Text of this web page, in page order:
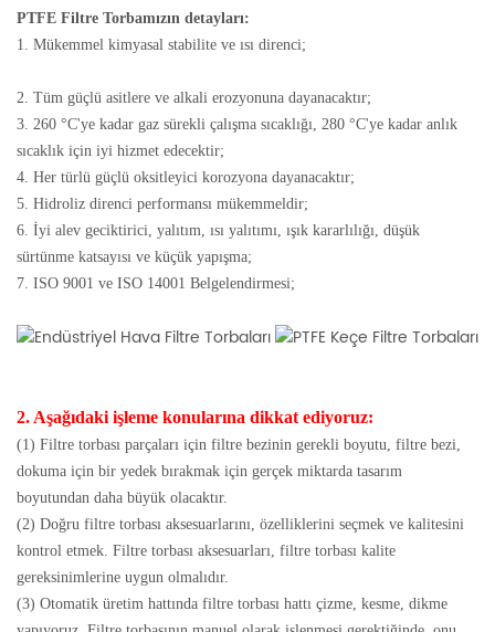
PTFE Filtre Torbamızın detayları:
1. Mükemmel kimyasal stabilite ve ısı direnci;
2. Tüm güçlü asitlere ve alkali erozyonuna dayanacaktır;
3. 260 °C'ye kadar gaz sürekli çalışma sıcaklığı, 280 °C'ye kadar anlık
sıcaklık için iyi hizmet edecektir;
4. Her türlü güçlü oksitleyici korozyona dayanacaktır;
5. Hidroliz direnci performansı mükemmeldir;
6. İyi alev geciktirici, yalıtım, ısı yalıtımı, ışık kararlılığı, düşük
sürtünme katsayısı ve küçük yapışma;
7. ISO 9001 ve ISO 14001 Belgelendirmesi;
2. Aşağıdaki işleme konularına dikkat ediyoruz:
(1) Filtre torbası parçaları için filtre bezinin gerekli boyutu, filtre bezi,
dokuma için bir yedek bırakmak için gerçek miktarda tasarım
boyutundan daha büyük olacaktır.
(2) Doğru filtre torbası aksesuarlarını, özelliklerini seçmek ve kalitesini
kontrol etmek. Filtre torbası aksesuarları, filtre torbası kalite
gereksinimlerine uygun olmalıdır.
(3) Otomatik üretim hattında filtre torbası hattı çizme, kesme, dikme